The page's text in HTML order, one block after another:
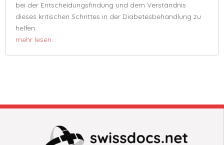
bei der Entscheidungsfindung und dem Verständnis
dieses kritischen Schrittes in der Diabetesbehandlung zu
helfen.
mehr lesen…